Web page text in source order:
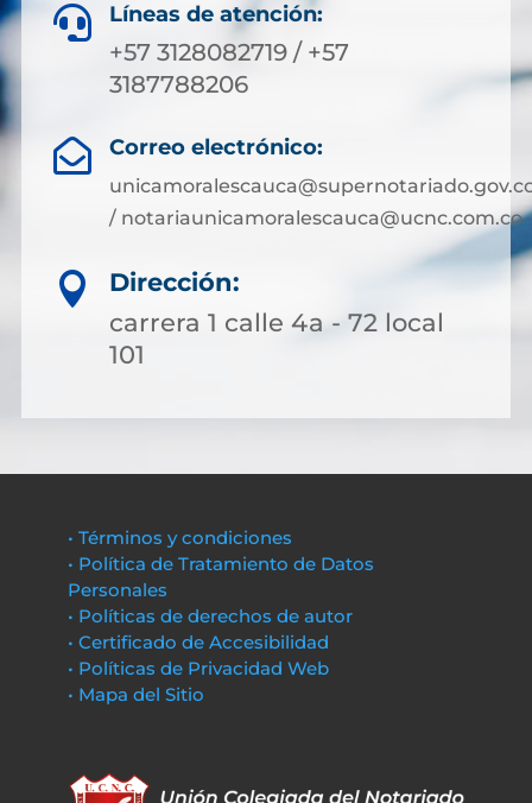
 Líneas de atención:
+57 3128082719 / +57
3187788206
 Correo electrónico:
/ notariaunicamoralescauca@ucnc.com.co

Dirección:
carrera 1 calle 4a - 72 local
101
• Términos y condiciones
• Política de Tratamiento de Datos
Personales
• Políticas de derechos de autor
• Certificado de Accesibilidad
• Políticas de Privacidad Web
• Mapa del Sitio